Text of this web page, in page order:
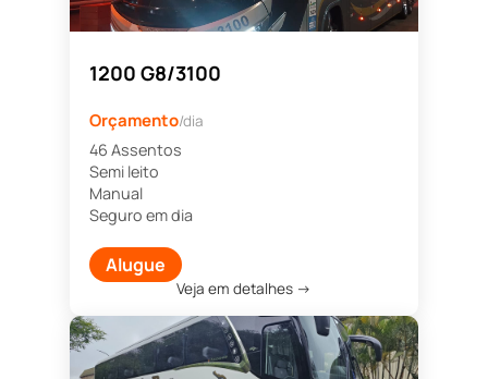
1200 G8/3100
Orçamento/dia
46 Assentos
Semi leito
Manual
Seguro em dia
Alugue
Veja em detalhes →